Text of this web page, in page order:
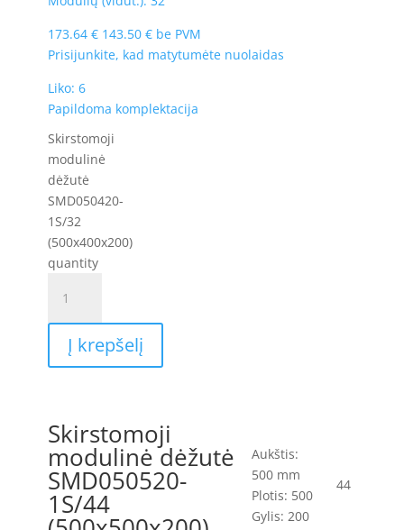
173.64 € 143.50 € be PVM
Prisijunkite, kad matytumėte nuolaidas
Liko: 6
Papildoma komplektacija
Skirstomoji
modulinė
dėžutė
SMD050420-
1S/32
(500x400x200)
quantity
Į krepšelį
Skirstomoji
modulinė dėžutė
SMD050520-
1S/44
Aukštis:
500 mm
Plotis: 500
Gylis: 200
44